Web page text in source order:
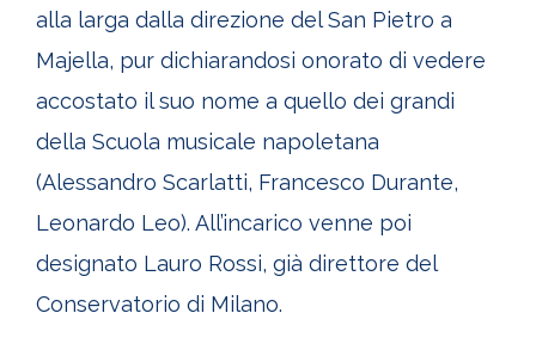
alla larga dalla direzione del San Pietro a
Majella, pur dichiarandosi onorato di vedere
accostato il suo nome a quello dei grandi
della Scuola musicale napoletana
(Alessandro Scarlatti, Francesco Durante,
Leonardo Leo). All’incarico venne poi
designato Lauro Rossi, già direttore del
Conservatorio di Milano.